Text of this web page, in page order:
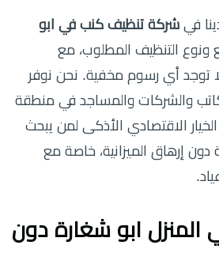
في شركة تنظيف كنب في ابو
ونوع التنظيف المطلوب، مع
توجد أي رسوم مخفية. نحن نوفر
والشركات والمساجد في منطقة
الخيار الاقتصادي الأذكى لمن يبحث
دون إرهاق الميزانية، خاصة مع
ابو شغارة دون